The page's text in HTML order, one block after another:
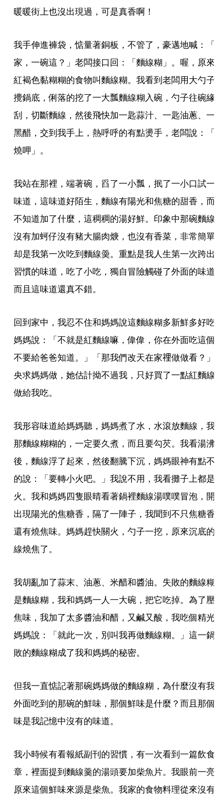
暖暖街上也沒出現過，可是真香啊！
我手伸進褲袋，惦量著銅板，不管了，豪邁地喊：「
家，一碗這？」老闆接口回：「麵線糊」。喔，原來
紅褐色黏糊糊的食物叫麵線糊。我看到老闆用大勺子
攪鍋底，俐落的挖了一大瓢麵線糊入碗，勺子往碗緣
刮，切斷麵線，然後飛快加一匙蒜汁、一匙油蔥、一
黑醋，交到我手上，熱呼呼的有點燙手，老闆說：「
燒呷」。
我站在那裡，端著碗，舀了一小瓢，抿了一小口試一
味道，這味道好陌生，麵線有陽光和焦糖的甜香，而
不知道加了什麼，這稠稠的湯好鮮。印象中那碗麵線
沒有加蚵仔沒有豬大腸肉焿，也沒有香菜，非常簡單
却是我第一次吃到麵線羮。重點是我人生第一次跨出
習慣的味道，吃了小吃，獨自冒險觸碰了外面的味道
而且這味道還真不錯。
回到家中，我忍不住和媽媽說這麵線糊多新鮮多好吃
媽媽說：「不就是紅麵線嘛，偉偉，你在外面吃這個
不要給爸爸知道。」「那我們改天在家𥚃做做看？」
央求媽媽做，她估計拗不過我，只好買了一點紅麵線
做給我吃。
我形容味道給媽媽聽，媽媽煮了水，水滾放麵線，我
那麵線糊糊的，一定要久煮，而且要勾芡。我看湯沸
後，麵線浮了起來，然後翻騰下沉，媽媽眼神有點不
的說：「要轉小火吧。」我說不用，我看攤子上都是
火。我和媽媽四隻眼晴看著鍋裡麵線湯噗噗冒泡，開
出現陽光的焦糖香，隔了一陣子，我聞到不只焦糖香
還有燒焦味。媽媽趕快關火，勺子一挖，原來沉底的
線燒焦了。
我胡亂加了蒜末、油蔥、米醋和醬油。失敗的麵線糊
是麵線糊，我和媽媽一人一大碗，把它吃掉。為了壓
焦味，我加了太多醬油和醋，又鹹又酸，我吃個精光
媽媽說：「就此一次，別叫我再做麵線糊。」這一鍋
敗的麵線糊成了我和媽媽的秘密。
但我一直惦記著那碗媽媽做的麵線糊，為什麼沒有我
外面吃到的那碗的鮮味，那個鮮味是什麼？而且那個
味是我記憶中沒有的味道。
我小時候有看報紙副刊的習慣，有一次看到一篇飲食
章，裡面提到麵線羹的湯頭要加柴魚片。我眼前一亮
原來這個鮮味來源是柴魚。我家的食物料理從來沒有